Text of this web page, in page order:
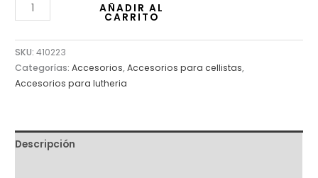
AÑADIR AL
CARRITO
SKU:410223
Categorías:Accesorios,Accesorios para cellistas,
Accesorios para lutheria
Descripción